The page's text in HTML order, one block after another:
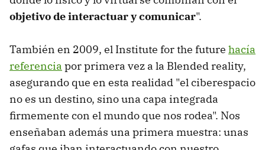
objetivo de interactuar y comunicar".
También en 2009, el Institute for the future hacía
referencia por primera vez a la Blended reality,
asegurando que en esta realidad "el ciberespacio
no es un destino, sino una capa integrada
firmemente con el mundo que nos rodea". Nos
enseñaban además una primera muestra: unas